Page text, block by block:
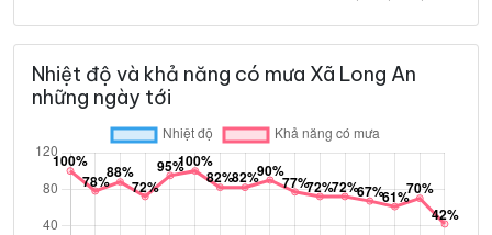
Nhiệt độ và khả năng có mưa Xã Long An
những ngày tới